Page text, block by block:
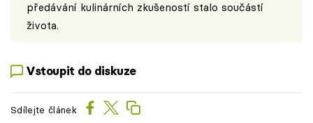
předávání kulinárních zkušeností stalo součástí
života.
Vstoupit do diskuze
Sdílejte článek